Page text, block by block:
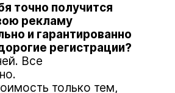
точно получится
рекламу
и гарантированно
регистрации?
Все
только тем,